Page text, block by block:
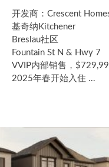
开发商：Crescent
基奇纳Kitchener
Breslau社区
Fountain St N & Hwy 7
VVIP内部销售，
2025年春开始入住 ...